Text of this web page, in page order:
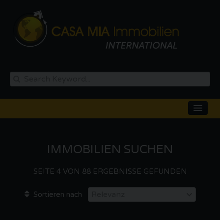
KAUFEN
MIETEN
IMMOBILIEN SUCHEN
SEITE 4 VON 88 ERGEBNISSE GEFUNDEN
Sortieren nach